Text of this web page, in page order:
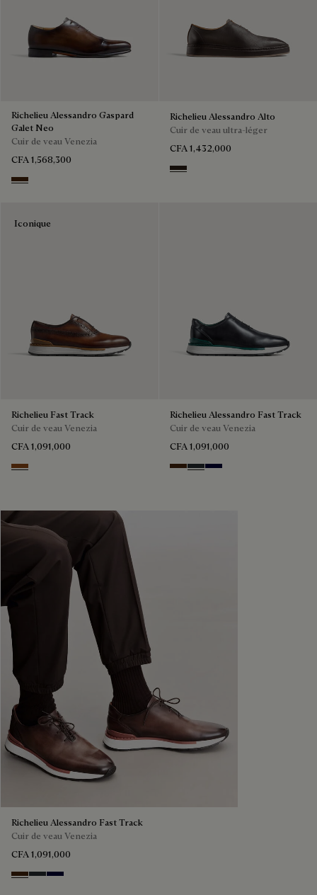
Richelieu Alessandro Gaspard
Galet Neo
Cuir de veau Venezia
CFA 1,568,300
Marrone Intenso
Richelieu Alessandro Alto
Cuir de veau ultra-léger
CFA 1,432,000
Brown
Iconique
Richelieu Fast Track
Cuir de veau Venezia
CFA 1,091,000
Cacao Intenso
Richelieu Alessandro Fast Track
Cuir de veau Venezia
CFA 1,091,000
Marrone Intenso
Nero Fume
Nero Blu
Richelieu Alessandro Fast Track
Cuir de veau Venezia
CFA 1,091,000
Marrone Intenso
Nero Fume
Nero Blu